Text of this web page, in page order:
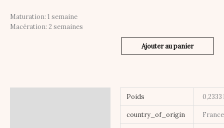
Maturation: 1 semaine
Macération: 2 semaines
Ajouter au panier
Poids 0,2333
country_of_origin France